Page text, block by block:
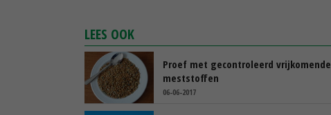
LEES OOK
Proef met gecontroleerd vrijkomende
meststoffen
06-06-2017